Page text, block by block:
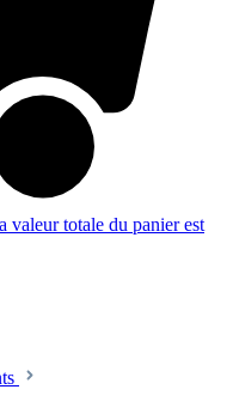
valeur totale du panier est